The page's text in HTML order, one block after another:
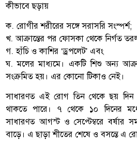
কীভাবে ছড়ায়
ক. রোগীর শরীরের সঙ্গে সরাসরি সংস্পর্শ;
খ. আক্রান্তের পর ফোসকা থেকে নির্গত
গ. হাঁচি ও কাশির ‘ড্রপলেট’ এবং
ঘ. মলের মাধ্যমে। একটি শিশু অন্য
সংক্রমিত হয়। এর কোনো টিকাও নেই।
সাধারণত এই রোগ তিন থেকে ছয় দিন
থাকতে পারে। ৭ থেকে ১০ দিনের
সাধারণত আগস্ট ও সেপ্টেম্বরে
বাড়ে। এ ছাড়া শীতের শেষে ও বসন্তে এ